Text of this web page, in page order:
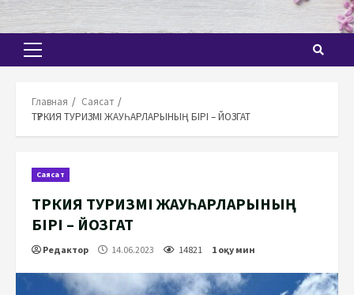
Основное
Главная
Саясат
ТҮРКИЯ ТУРИЗМІ ЖАУҺАРЛАРЫНЫҢ БІРІ – ЙОЗГАТ
Саясат
ТҮРКИЯ ТУРИЗМІ ЖАУҺАРЛАРЫНЫҢ
БІРІ – ЙОЗГАТ
Редактор 14.06.2023 14821 1 оқу мин